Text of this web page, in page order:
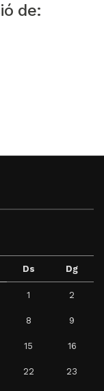
de:
Ds Dg
1 2
8 9
15 16
22 23